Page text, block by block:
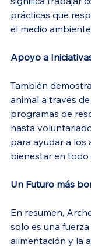
prácticas que
el medio
Apoyo a
También
animal a través
programas de
hasta
para ayudar a los
bienestar en todo
Un Futuro más
En resumen,
solo es una
alimentación y la